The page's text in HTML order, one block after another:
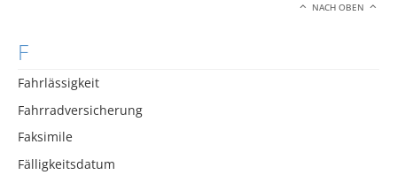
NACH OBEN
F
Fahrlässigkeit
Fahrradversicherung
Faksimile
Fälligkeitsdatum